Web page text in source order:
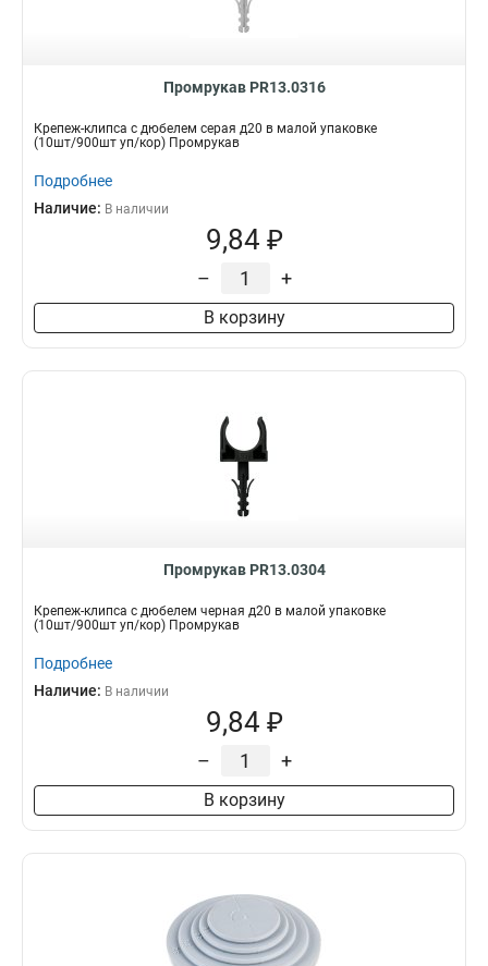
Промрукав PR13.0316
Крепеж-клипса с дюбелем серая д20 в малой упаковке
(10шт/900шт уп/кор) Промрукав
Подробнее
Наличие: В наличии
9,84 ₽
– +
В корзину
Промрукав PR13.0304
Крепеж-клипса с дюбелем черная д20 в малой упаковке
(10шт/900шт уп/кор) Промрукав
Подробнее
Наличие: В наличии
9,84 ₽
– +
В корзину